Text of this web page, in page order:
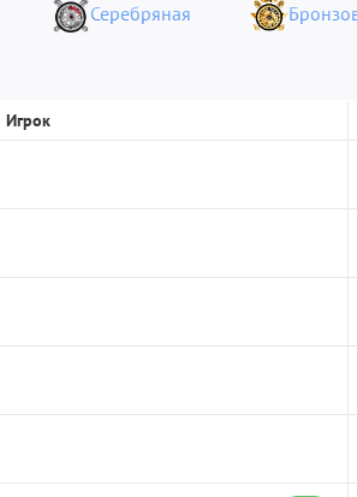
Серебряная
Игрок